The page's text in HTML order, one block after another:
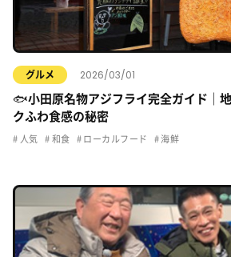
グルメ 2026/03/01
🐟小田原名物アジフライ完全ガイド｜
クふわ食感の秘密
人気 和食 ローカルフード 海鮮